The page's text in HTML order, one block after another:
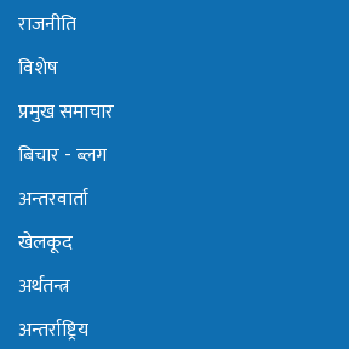
राजनीति
विशेष
प्रमुख समाचार
बिचार - ब्लग
अन्तरवार्ता
खेलकूद
अर्थतन्त्र
अन्तर्राष्ट्रिय